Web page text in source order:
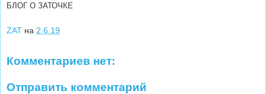
БЛОГ О ЗАТОЧКЕ
ZAT на 2.6.19
Комментариев нет:
Отправить комментарий